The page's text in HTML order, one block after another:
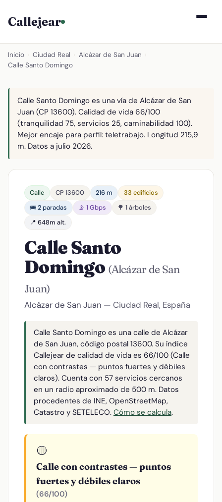
Callejear
Inicio Ciudad Real Alcázar de San Juan
Calle Santo Domingo
Calle Santo Domingo es una vía de Alcázar de San
Juan (CP 13600). Calidad de vida 66/100
(tranquilidad 75, servicios 25, caminabilidad 100).
Mejor encaje para perfil: teletrabajo. Longitud 215,9
m. Datos a julio 2026.
Calle CP 13600 216 m
33 edificios
🚌 2 paradas
📡 1 Gbps
🌳 1 árboles
📍 648m alt.
Calle Santo
Domingo (Alcázar de San
Juan)
Alcázar de San Juan — Ciudad Real, España
Calle Santo Domingo es una calle de Alcázar
de San Juan, código postal 13600. Su índice
Callejear de calidad de vida es 66/100 (Calle
con contrastes — puntos fuertes y débiles
claros). Cuenta con 57 servicios cercanos
en un radio aproximado de 500 m. Datos
procedentes de INE, OpenStreetMap,
Catastro y SETELECO. Cómo se calcula.
🟡
Calle con contrastes — puntos
fuertes y débiles claros
(66/100)